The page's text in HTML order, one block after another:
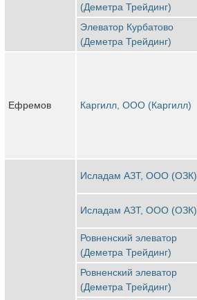
(Деметра Трейдинг)
Элеватор Курбатово
(Деметра Трейдинг)
Ефремов Каргилл, ООО (Каргилл)
Исладам АЗТ, ООО (ОЗК)
Исладам АЗТ, ООО (ОЗК)
Ровненский элеватор
(Деметра Трейдинг)
Ровненский элеватор
(Деметра Трейдинг)